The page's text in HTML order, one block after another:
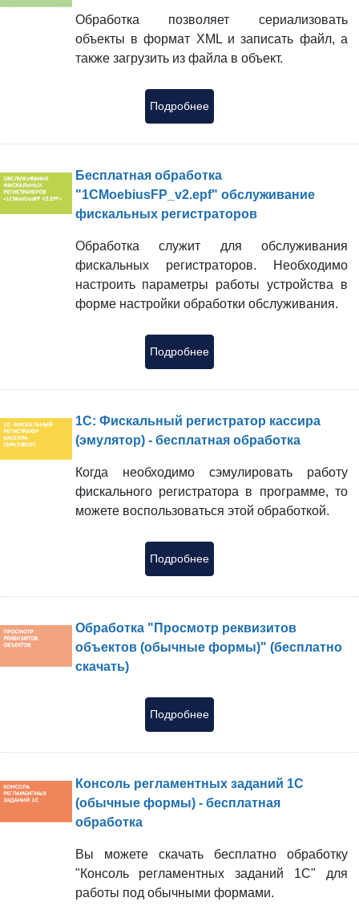
Обработка позволяет сериализовать
объекты в формат XML и записать файл, а
также загрузить из файла в объект.
Подробнее
Бесплатная обработка
"1CMoebiusFP_v2.epf" обслуживание
фискальных регистраторов
Обработка служит для обслуживания
фискальных регистраторов. Необходимо
настроить параметры работы устройства в
форме настройки обработки обслуживания.
Подробнее
1С: Фискальный регистратор кассира
(эмулятор) - бесплатная обработка
Когда необходимо сэмулировать работу
фискального регистратора в программе, то
можете воспользоваться этой обработкой.
Подробнее
Обработка "Просмотр реквизитов
объектов (обычные формы)" (бесплатно
скачать)
Подробнее
Консоль регламентных заданий 1С
(обычные формы) - бесплатная
обработка
Вы можете скачать бесплатно обработку
"Консоль регламентных заданий 1С" для
работы под обычными формами.